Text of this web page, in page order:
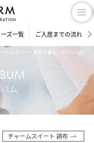
ズ一覧 ご入居までの流れ
ャームスイート 調布 の暮らしのアルバム一覧
ム
チャームスイート 調布